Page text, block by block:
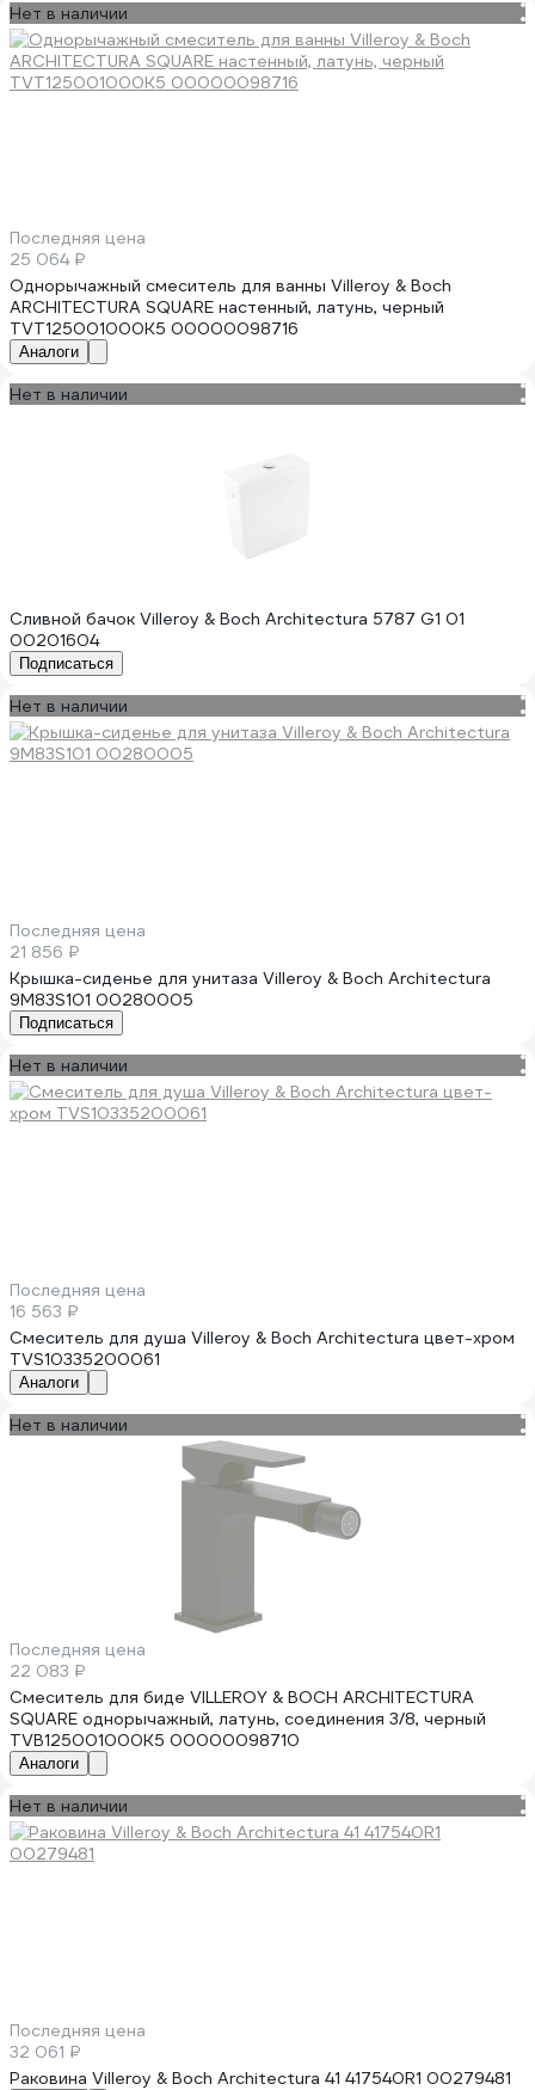
Нет в наличии
Последняя цена
25 064 ₽
Однорычажный смеситель для ванны Villeroy & Boch
ARCHITECTURA SQUARE настенный, латунь, черный
TVT125001000K5 00000098716
Аналоги
Нет в наличии
Сливной бачок Villeroy & Boch Architectura 5787 G1 01
00201604
Подписаться
Нет в наличии
Последняя цена
21 856 ₽
Крышка-сиденье для унитаза Villeroy & Boch Architectura
9M83S101 00280005
Подписаться
Нет в наличии
Последняя цена
16 563 ₽
Смеситель для душа Villeroy & Boch Architectura цвет-хром
TVS10335200061
Аналоги
Нет в наличии
Последняя цена
22 083 ₽
Смеситель для биде VILLEROY & BOCH ARCHITECTURA
SQUARE однорычажный, латунь, соединения 3/8, черный
TVB125001000K5 00000098710
Аналоги
Нет в наличии
Последняя цена
32 061 ₽
Раковина Villeroy & Boch Architectura 41 417540R1 00279481